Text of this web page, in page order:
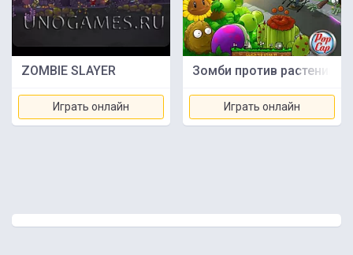
ZOMBIE SLAYER
Играть онлайн
Зомби против растений
Играть онлайн